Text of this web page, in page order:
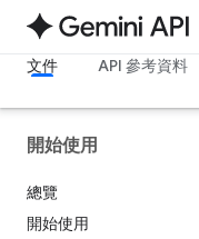
文件 API 參考資料
開始使用
總覽
開始使用